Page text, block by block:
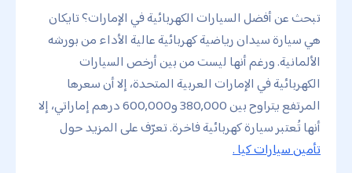
تبحث عن أفضل السيارات الكهربائية في الإمارات؟ تايكان
هي سيارة سيدان رياضية كهربائية عالية الأداء من بورشه
الألمانية. ورغم أنها ليست من بين أرخص السيارات
الكهربائية في الإمارات العربية المتحدة، إلا أن سعرها
المرتفع يتراوح بين 380,000 و600,000 درهم إماراتي، إلا
أنها تُعتبر سيارة كهربائية فاخرة. تعرّف على المزيد حول
تأمين سيارات كيا .